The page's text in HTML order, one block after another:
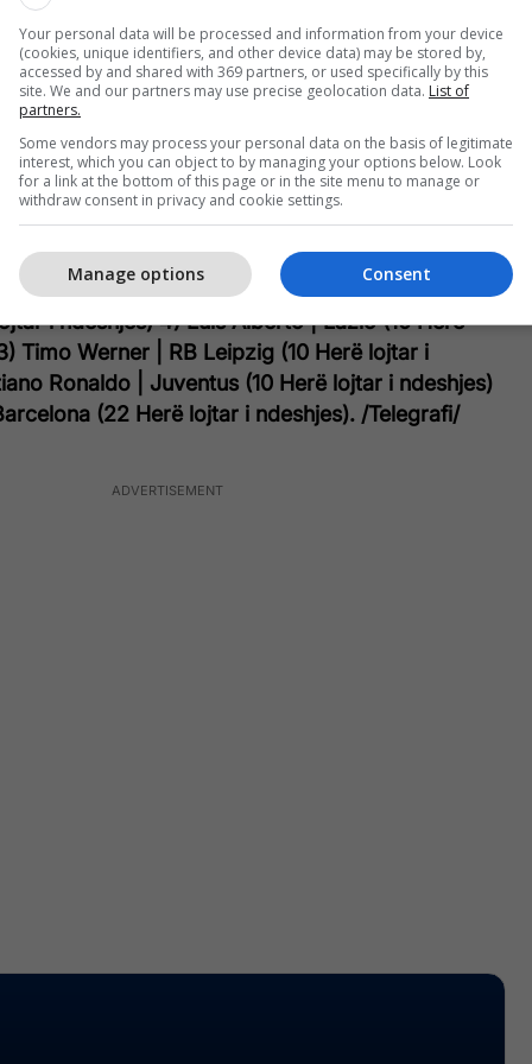
i ndeshjes)
Serge Gnabry | Bayern Munich (7 Herë lojtar i
Sancho | Borussia Dortmund (7 Herë lojtar i
Ilicic | Atalanta (7 Herë lojtar i ndeshjes)
12)
| Bayern Munich (7 Herë lojtar i ndeshjes) 11)
(8 Herë lojtar i ndeshjes) 10) Nabil Fekir |
lojtar i ndeshjes) 9) Ciro Immobile | Lazio (8 Herë
Dimitri Payet | Marseille (8 Herë lojtar i ndeshjes)
| Manchester City (9 Herë lojtar i ndeshjes) 6)
Herë lojtar i ndeshjes)
5) Karim Benzema | Real
i ndeshjes) 4) Luis Alberto | Lazio (10 Herë
Timo Werner | RB Leipzig (10 Herë lojtar i
Ronaldo | Juventus (10 Herë lojtar i ndeshjes)
(22 Herë lojtar i ndeshjes). /Telegrafi/
Your personal data will be processed and information from your device
(cookies, unique identifiers, and other device data) may be stored by,
accessed by and shared with 369 partners, or used specifically by this
site. We and our partners may use precise geolocation data. List of
partners.
Some vendors may process your personal data on the basis of legitimate
interest, which you can object to by managing your options below. Look
for a link at the bottom of this page or in the site menu to manage or
withdraw consent in privacy and cookie settings.
Consent
Manage options